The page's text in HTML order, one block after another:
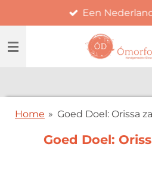
naar
Een
Home » Goed Doel: Orissa
Goed Doel: